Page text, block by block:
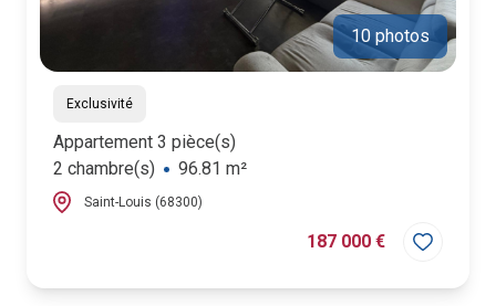
10 photos
Exclusivité
Appartement 3 pièce(s)
2 chambre(s)
96.81 m²
Saint-Louis (68300)
187 000 €